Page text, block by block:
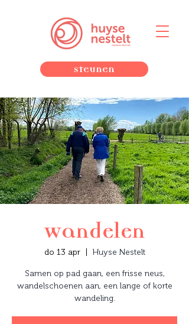
Steunen
Wandelen
do 13 apr
  |
Huyse Nestelt
Samen op pad gaan, een frisse neus,
wandelschoenen aan, een lange of korte
wandeling.